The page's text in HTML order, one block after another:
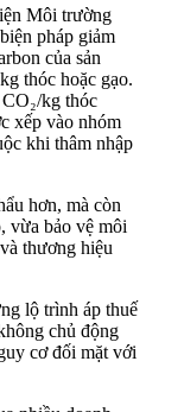
Môi trường
pháp giảm
của sản
thóc hoặc gạo.
kg thóc
xếp vào nhóm
khi thâm nhập
hơn, mà còn
vừa bảo vệ môi
thương hiệu
lộ trình áp thuế
chủ động
cơ đối mặt với